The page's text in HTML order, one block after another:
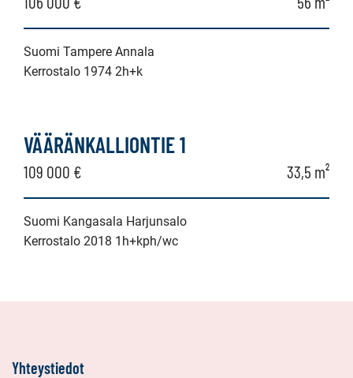
Suomi Tampere Annala
Kerrostalo 1974 2h+k
VÄÄRÄNKALLIONTIE 1
109 000 € 33,5 m²
Suomi Kangasala Harjunsalo
Kerrostalo 2018 1h+kph/wc
Yhteystiedot